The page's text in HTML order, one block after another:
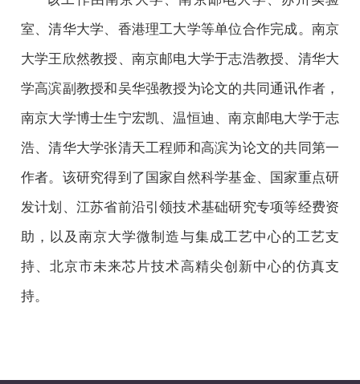
室、清华大学、香港理工大学等单位合作完成。南京
大学王欣然教授、南京邮电大学于志浩教授、清华大
学高滨副教授和吴华强教授为论文的共同通讯作者，
南京大学博士生宁宏凯、温恒迪、南京邮电大学于志
浩、清华大学张清天工程师和高滨为论文的共同第一
作者。该研究得到了国家自然科学基金、国家重点研
发计划、江苏省前沿引领技术基础研究专项等经费资
助，以及南京大学微制造与集成工艺中心的工艺支
持、北京市未来芯片技术高精尖创新中心的仿真支
持。